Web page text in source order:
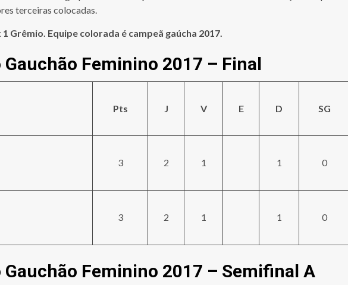
terceiras colocadas.
Grêmio. Equipe colorada é campeã gaúcha 2017.
Feminino 2017 – Final
Pts J V E D SG
3 2 1 1 0
3 2 1 1 0
Feminino 2017 – Semifinal A